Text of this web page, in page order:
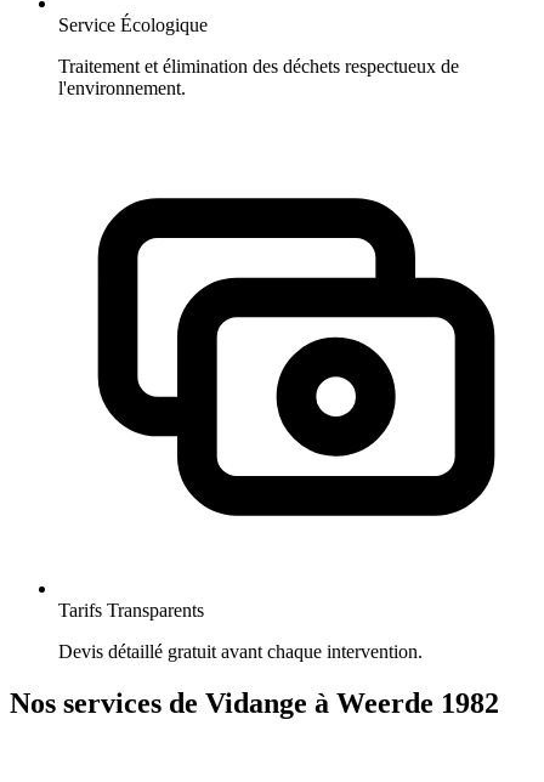
Service Écologique
Traitement et élimination des déchets respectueux de
l'environnement.
Tarifs Transparents
Devis détaillé gratuit avant chaque intervention.
Nos services de Vidange à Weerde 1982